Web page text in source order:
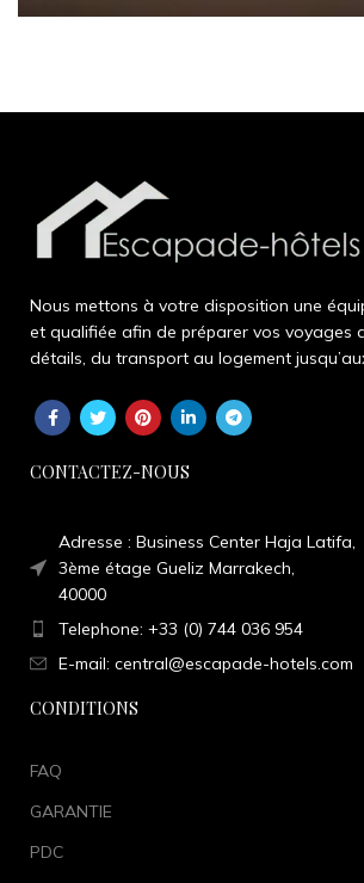
Nous mettons à votre disposition une
et qualifiée afin de préparer vos voyages
détails, du transport au logement
CONTACTEZ-NOUS
Adresse : Business Center Haja Latifa,
3ème étage Gueliz Marrakech,
40000
Telephone: +33 (0) 744 036 954
E-mail: central@escapade-hotels.com
CONDITIONS
FAQ
GARANTIE
PDC